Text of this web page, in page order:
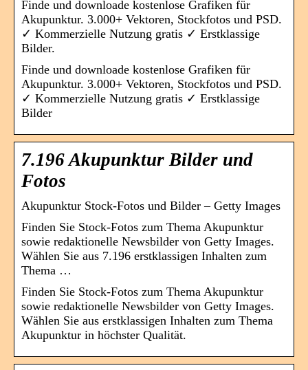
Finde und downloade kostenlose Grafiken für
Akupunktur. 3.000+ Vektoren, Stockfotos und PSD.
✓ Kommerzielle Nutzung gratis ✓ Erstklassige
Bilder.
Finde und downloade kostenlose Grafiken für
Akupunktur. 3.000+ Vektoren, Stockfotos und PSD.
✓ Kommerzielle Nutzung gratis ✓ Erstklassige
Bilder
7.196 Akupunktur Bilder und
Fotos
Akupunktur Stock-Fotos und Bilder – Getty Images
Finden Sie Stock-Fotos zum Thema Akupunktur
sowie redaktionelle Newsbilder von Getty Images.
Wählen Sie aus 7.196 erstklassigen Inhalten zum
Thema …
Finden Sie Stock-Fotos zum Thema Akupunktur
sowie redaktionelle Newsbilder von Getty Images.
Wählen Sie aus erstklassigen Inhalten zum Thema
Akupunktur in höchster Qualität.